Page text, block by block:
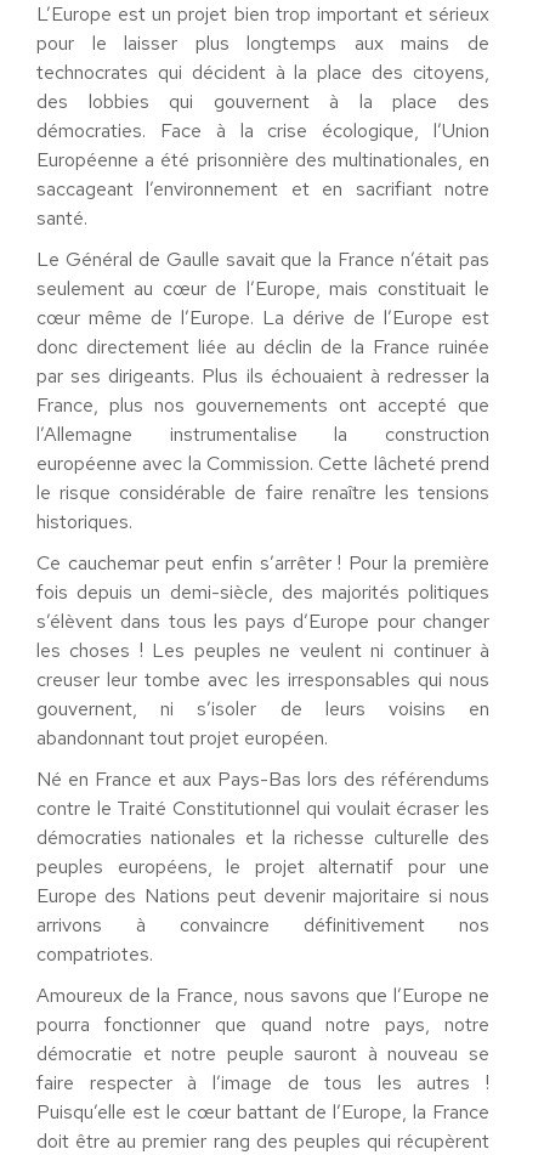
L’Europe est un projet bien trop important et sérieux
pour le laisser plus longtemps aux mains de
technocrates qui décident à la place des citoyens,
des lobbies qui gouvernent à la place des
démocraties. Face à la crise écologique, l’Union
Européenne a été prisonnière des multinationales, en
saccageant l’environnement et en sacrifiant notre
santé.
Le Général de Gaulle savait que la France n’était pas
seulement au cœur de l’Europe, mais constituait le
cœur même de l’Europe. La dérive de l’Europe est
donc directement liée au déclin de la France ruinée
par ses dirigeants. Plus ils échouaient à redresser la
France, plus nos gouvernements ont accepté que
l’Allemagne instrumentalise la construction
européenne avec la Commission. Cette lâcheté prend
le risque considérable de faire renaître les tensions
historiques.
Ce cauchemar peut enfin s’arrêter ! Pour la première
fois depuis un demi-siècle, des majorités politiques
s’élèvent dans tous les pays d’Europe pour changer
les choses ! Les peuples ne veulent ni continuer à
creuser leur tombe avec les irresponsables qui nous
gouvernent, ni s’isoler de leurs voisins en
abandonnant tout projet européen.
Né en France et aux Pays-Bas lors des référendums
contre le Traité Constitutionnel qui voulait écraser les
démocraties nationales et la richesse culturelle des
peuples européens, le projet alternatif pour une
Europe des Nations peut devenir majoritaire si nous
arrivons à convaincre définitivement nos
compatriotes.
Amoureux de la France, nous savons que l’Europe ne
pourra fonctionner que quand notre pays, notre
démocratie et notre peuple sauront à nouveau se
faire respecter à l’image de tous les autres !
Puisqu’elle est le cœur battant de l’Europe, la France
doit être au premier rang des peuples qui récupèrent